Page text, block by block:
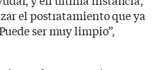
el postratamiento que ya
ser muy limpio”,